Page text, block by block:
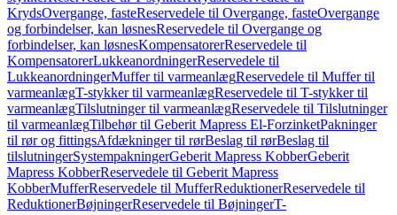
KrydsOvergange, fasteReservedele til Overgange, fasteOvergange
og forbindelser, kan løsnesReservedele til Overgange og
forbindelser, kan løsnesKompensatorerReservedele til
KompensatorerLukkeanordningerReservedele til
LukkeanordningerMuffer til varmeanlægReservedele til Muffer til
varmeanlægT-stykker til varmeanlægReservedele til T-stykker til
varmeanlægTilslutninger til varmeanlægReservedele til Tilslutninger
til varmeanlægTilbehør til Geberit Mapress El-ForzinketPakninger
til rør og fittingsAfdækninger til rørBeslag til rørBeslag til
tilslutningerSystempakningerGeberit Mapress KobberGeberit
Mapress KobberReservedele til Geberit Mapress
KobberMufferReservedele til MufferReduktionerReservedele til
ReduktionerBøjningerReservedele til BøjningerT-